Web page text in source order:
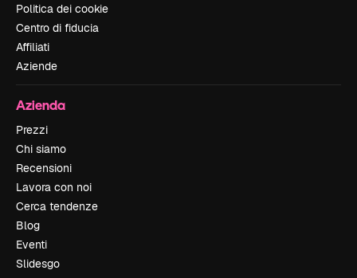
Politica dei cookie
Centro di fiducia
Affiliati
Aziende
Azienda
Prezzi
Chi siamo
Recensioni
Lavora con noi
Cerca tendenze
Blog
Eventi
Slidesgo